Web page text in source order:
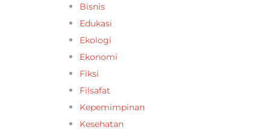
Bisnis
Edukasi
Ekologi
Ekonomi
Fiksi
Filsafat
Kepemimpinan
Kesehatan